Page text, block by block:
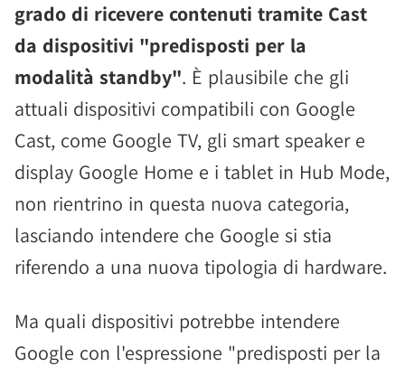
grado di ricevere contenuti tramite Cast
da dispositivi "predisposti per la
modalità standby". È plausibile che gli
attuali dispositivi compatibili con Google
Cast, come Google TV, gli smart speaker e
display Google Home e i tablet in Hub Mode,
non rientrino in questa nuova categoria,
lasciando intendere che Google si stia
riferendo a una nuova tipologia di hardware.
Ma quali dispositivi potrebbe intendere
Google con l'espressione "predisposti per la